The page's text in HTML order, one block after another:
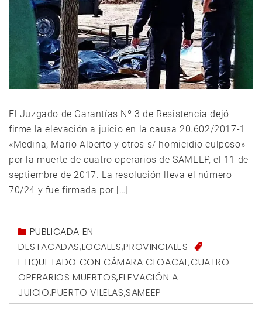
El Juzgado de Garantías Nº 3 de Resistencia dejó
firme la elevación a juicio en la causa 20.602/2017-1
«Medina, Mario Alberto y otros s/ homicidio culposo»
por la muerte de cuatro operarios de SAMEEP, el 11 de
septiembre de 2017. La resolución lleva el número
70/24 y fue firmada por […]
PUBLICADA EN
DESTACADAS,LOCALES,PROVINCIALES
ETIQUETADO CON CÁMARA CLOACAL,CUATRO
OPERARIOS MUERTOS,ELEVACIÓN A
JUICIO,PUERTO VILELAS,SAMEEP